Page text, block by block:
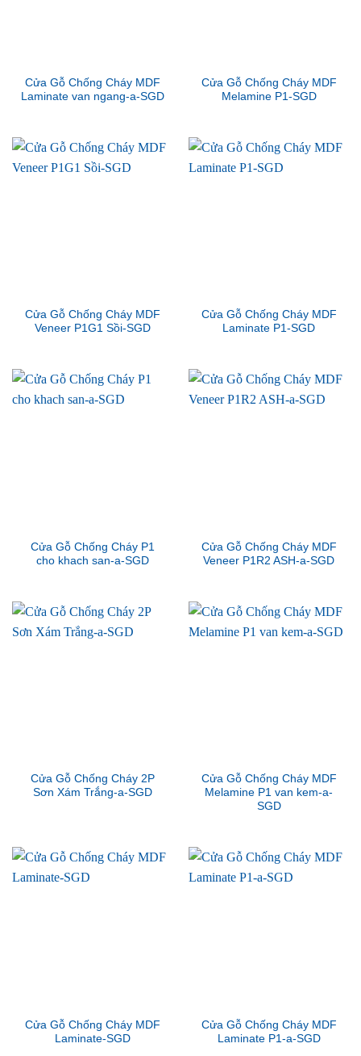
Cửa Gỗ Chống Cháy MDF
Laminate van ngang-a-SGD
Cửa Gỗ Chống Cháy MDF
Melamine P1-SGD
Cửa Gỗ Chống Cháy MDF
Veneer P1G1 Sồi-SGD
Cửa Gỗ Chống Cháy MDF
Laminate P1-SGD
Cửa Gỗ Chống Cháy P1
cho khach san-a-SGD
Cửa Gỗ Chống Cháy MDF
Veneer P1R2 ASH-a-SGD
Cửa Gỗ Chống Cháy 2P
Sơn Xám Trắng-a-SGD
Cửa Gỗ Chống Cháy MDF
Melamine P1 van kem-a-
SGD
Cửa Gỗ Chống Cháy MDF
Laminate-SGD
Cửa Gỗ Chống Cháy MDF
Laminate P1-a-SGD